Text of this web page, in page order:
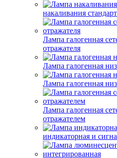
накаливания
Лампа галогенная
отражателя
Лампа галогенная
Лампа галогенная
Лампа галогенная
отражателем
индикаторная и